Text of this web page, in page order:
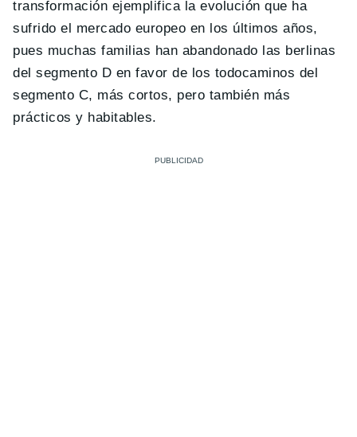
transformación ejemplifica la evolución que ha
sufrido el mercado europeo en los últimos años,
pues muchas familias han abandonado las berlinas
del segmento D en favor de los todocaminos del
segmento C, más cortos, pero también más
prácticos y habitables.